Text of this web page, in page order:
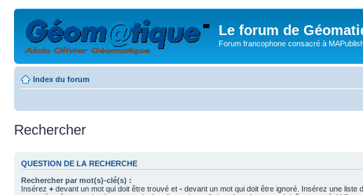
Le forum de
Forum francophone consacré à
Index du forum
Rechercher
QUESTION DE LA RECHERCHE
Rechercher par mot(s)-clé(s) :
Insérez + devant un mot qui doit être trouvé et - devant un mot qui doit être ignoré. Insérez une liste